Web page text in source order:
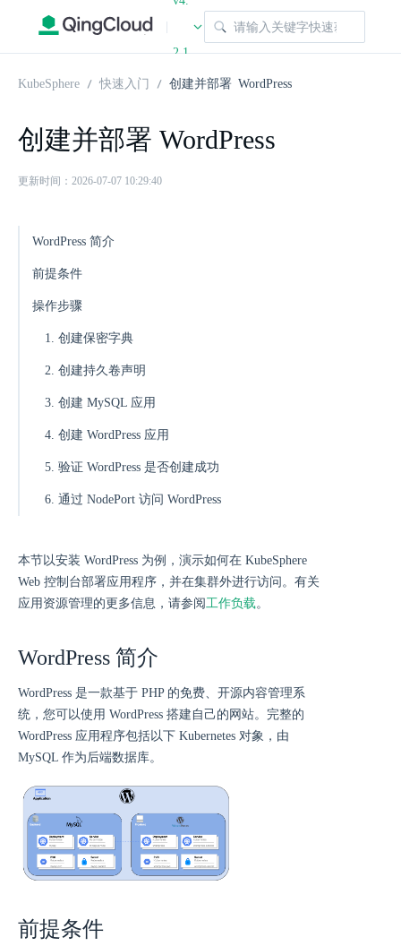
|
2.1
KubeSphere 快速入门 创建并部署 WordPress
创建并部署 WordPress
更新时间：2026-07-07 10:29:40
WordPress 简介
前提条件
操作步骤
1. 创建保密字典
2. 创建持久卷声明
3. 创建 MySQL 应用
4. 创建 WordPress 应用
5. 验证 WordPress 是否创建成功
6. 通过 NodePort 访问 WordPress
本节以安装 WordPress 为例，演示如何在 KubeSphere
Web 控制台部署应用程序，并在集群外进行访问。有关
应用资源管理的更多信息，请参阅工作负载。
WordPress 简介
WordPress 是一款基于 PHP 的免费、开源内容管理系
统，您可以使用 WordPress 搭建自己的网站。完整的
WordPress 应用程序包括以下 Kubernetes 对象，由
MySQL 作为后端数据库。
前提条件